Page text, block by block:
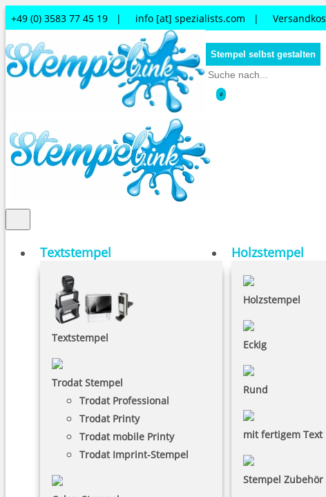
+49 (0) 3583 77 45 19 | info [at] spezialists.com |
Stempel selbst gestalten
0
Textstempel
Textstempel
Trodat Stempel
Trodat Professional
Trodat Printy
Trodat mobile Printy
Trodat Imprint-Stempel
Holzstempel
Holzstempel
Eckig
Rund
mit fertigem Text
Stempel Zubehör